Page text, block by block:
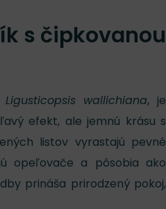
s čipkovanou
Ligusticopsis wallichiana, je
efekt, ale jemnú krásu s
listov vyrastajú pevné
opeľovače a pôsobia ako
prináša prirodzený pokoj,